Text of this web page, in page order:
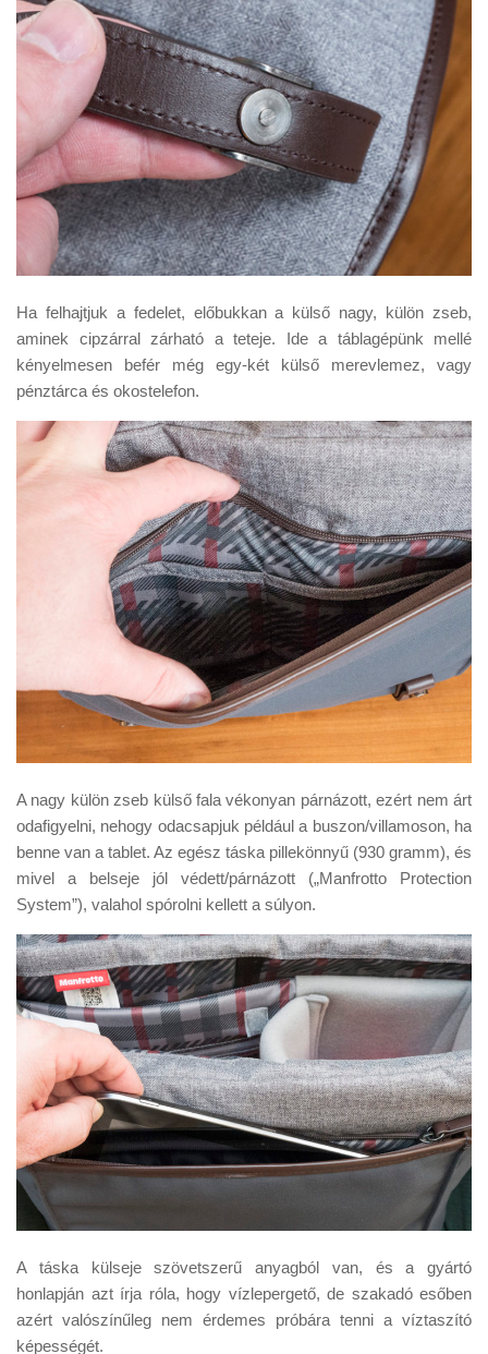
Ha felhajtjuk a fedelet, előbukkan a külső nagy, külön zseb,
aminek cipzárral zárható a teteje. Ide a táblagépünk mellé
kényelmesen befér még egy-két külső merevlemez, vagy
pénztárca és okostelefon.
A nagy külön zseb külső fala vékonyan párnázott, ezért nem árt
odafigyelni, nehogy odacsapjuk például a buszon/villamoson, ha
benne van a tablet. Az egész táska pillekönnyű (930 gramm), és
mivel a belseje jól védett/párnázott („Manfrotto Protection
System”), valahol spórolni kellett a súlyon.
A táska külseje szövetszerű anyagból van, és a gyártó
honlapján azt írja róla, hogy vízlepergető, de szakadó esőben
azért valószínűleg nem érdemes próbára tenni a víztaszító
képességét.